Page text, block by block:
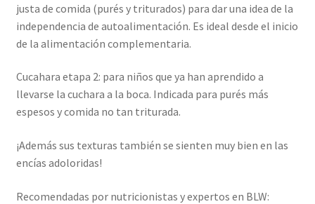
justa de comida (purés y triturados) para dar una idea de la
independencia de autoalimentación. Es ideal desde el inicio
de la alimentación complementaria.
Cucahara etapa 2: para niños que ya han aprendido a
llevarse la cuchara a la boca. Indicada para purés más
espesos y comida no tan triturada.
¡Además sus texturas también se sienten muy bien en las
encías adoloridas!
Recomendadas por nutricionistas y expertos en BLW: